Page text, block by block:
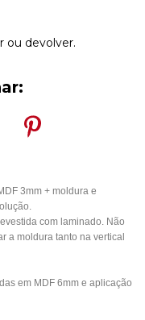
ou devolver.
3mm + moldura e
com laminado. Não
a moldura tanto na vertical
em MDF 6mm e aplicação